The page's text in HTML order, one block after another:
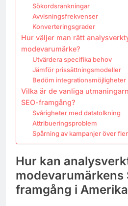
Sökordsrankningar
Avvisningsfrekvenser
Konverteringsgrader
Hur väljer man rätt
modevarumärke?
Utvärdera specifika behov
Jämför prissättningsmodeller
Bedöm integrationsmöjligheter
Vilka är de vanliga
SEO-framgång?
Svårigheter med datatolkning
Attribueringsproblem
Spårning av kampanjer över
Hur kan
modevarumärkens
framgång i